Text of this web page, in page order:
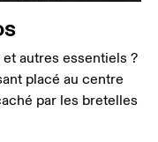
autres essentiels ?
placé au centre
par les bretelles